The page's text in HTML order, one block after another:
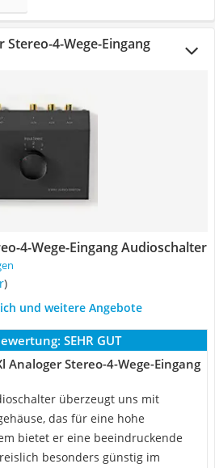
Stereo-4-Wege-Eingang
4-Wege-Eingang Audioschalter
)
und weitere Angebote
SEHR GUT
Analoger Stereo-4-Wege-Eingang
überzeugt uns mit
das für eine hohe
bietet er eine beeindruckende
besonders günstig im